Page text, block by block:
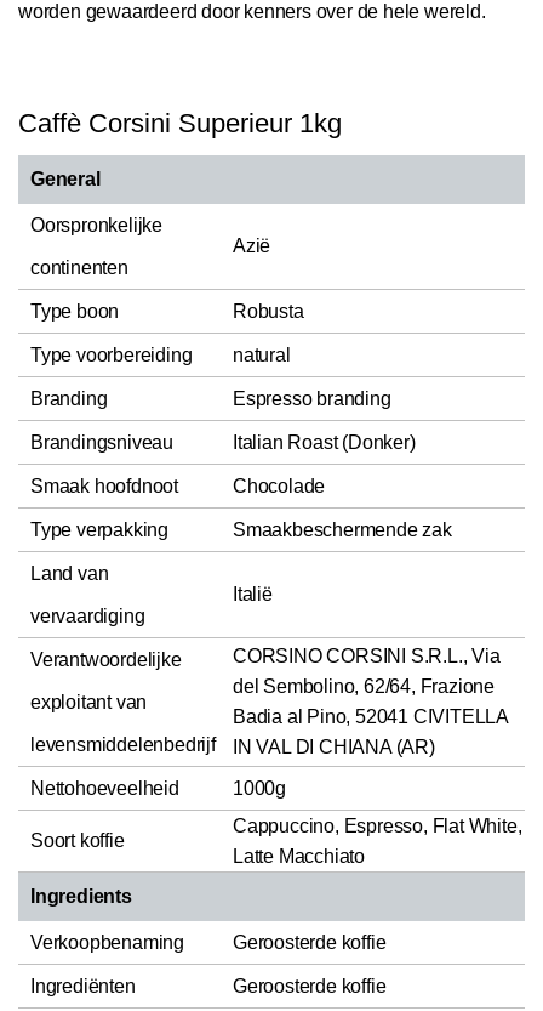
worden gewaardeerd door kenners over de hele wereld.
Caffè Corsini Superieur 1kg
General
Oorspronkelijke
continenten
Azië
Type boon Robusta
Type voorbereiding natural
Branding Espresso branding
Brandingsniveau Italian Roast (Donker)
Smaak hoofdnoot Chocolade
Type verpakking Smaakbeschermende zak
Land van
vervaardiging
Italië
Verantwoordelijke
exploitant van
levensmiddelenbedrijf
CORSINO CORSINI S.R.L., Via
del Sembolino, 62/64, Frazione
Badia al Pino, 52041 CIVITELLA
IN VAL DI CHIANA (AR)
Nettohoeveelheid
1000g
Soort koffie
Cappuccino, Espresso, Flat White,
Latte Macchiato
Ingredients
Verkoopbenaming Geroosterde koffie
Ingrediënten Geroosterde koffie